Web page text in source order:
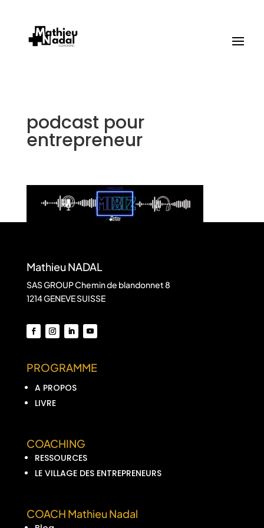
podcast pour
entrepreneur
Mathieu NADAL
SAS GROUP Chemin de blandonnet 8
1214 GENEVE SUISSE
PROGRAMME
A PROPOS
LIVRE
COACHING
RESSOURCES
LE VILLAGE DES ENTREPRENEURS
COACH Mathieu Nadal